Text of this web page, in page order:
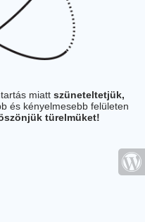
miatt szüneteltetjük,
és kényelmesebb felületen
türelmüket!